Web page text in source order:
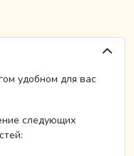
удобном для вас
следующих